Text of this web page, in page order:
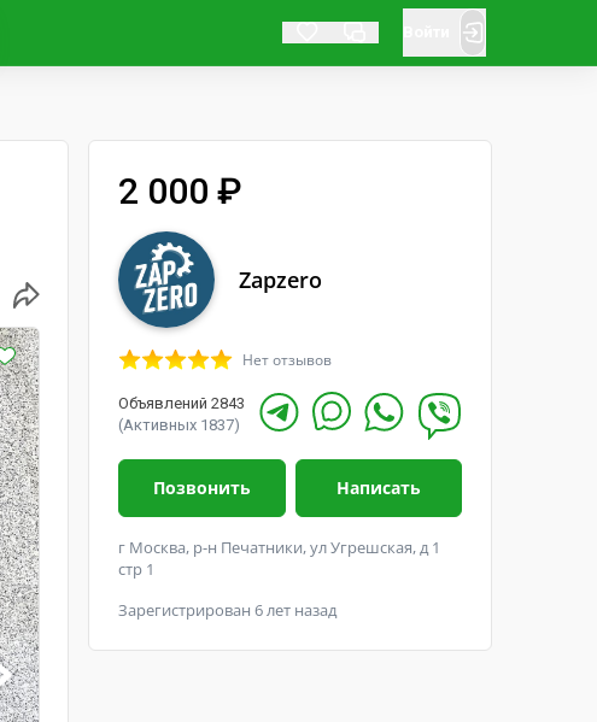
2 000 ₽
Zapzero
Нет отзывов
Объявлений 2843
(Активных 1837)
Позвонить Написать
г Москва, р-н Печатники, ул Угрешская, д 1
стр 1
Зарегистрирован 6 лет назад